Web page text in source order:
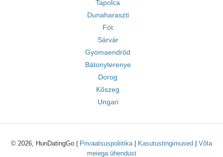
Tapolca
Dunaharaszti
Fót
Sárvár
Gyomaendrőd
Bátonyterenye
Dorog
Kőszeg
Ungari
© 2026, HunDatingGo | Privaatsuspoliitika| Kasutustingimused
Võta
meiega ühendust